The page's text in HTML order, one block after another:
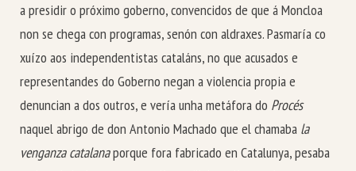
a presidir o próximo goberno, convencidos de que á Moncloa
non se chega con programas, senón con aldraxes. Pasmaría co
xuízo aos independentistas cataláns, no que acusados e
representandes do Goberno negan a violencia propia e
denuncian a dos outros, e vería unha metáfora do Procés
naquel abrigo de don Antonio Machado que el chamaba la
venganza catalanaporque fora fabricado en Catalunya, pesaba